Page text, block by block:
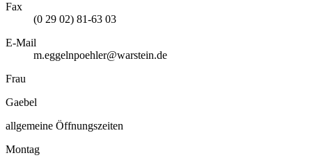
Fax
(0 29 02) 81-63 03
E-Mail
m.eggelnpoehler@warstein.de
Frau
Gaebel
allgemeine Öffnungszeiten
Montag